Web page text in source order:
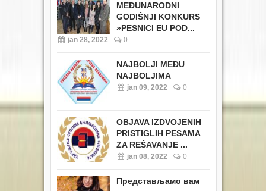
MEĐUNARODNI
GODIŠNJI KONKURS
»PESNICI EU POD...
jan 28, 2022 0
NAJBOLJI MEĐU
NAJBOLJIMA
jan 09, 2022 0
OBJAVA IZDVOJENIH
PRISTIGLIH PESAMA
ZA REŠAVANJE ...
jan 08, 2022 0
Представљамо вам